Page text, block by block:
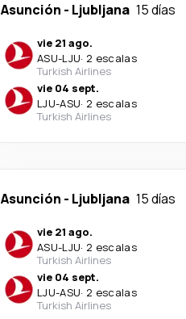
Asunción - Ljubljana 15 días
vie 21 ago.
ASU-LJU· 2 escalas
Turkish Airlines
vie 04 sept.
LJU-ASU· 2 escalas
Turkish Airlines
Asunción - Ljubljana 15 días
vie 21 ago.
ASU-LJU· 2 escalas
Turkish Airlines
vie 04 sept.
LJU-ASU· 2 escalas
Turkish Airlines